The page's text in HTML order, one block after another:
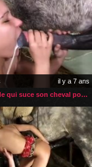
il y a 7 ans
Femme ronde qui suce son cheval pour boire son sperme